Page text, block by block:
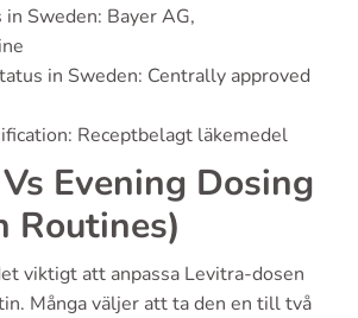
Sweden: Bayer AG,
in Sweden: Centrally approved
Receptbelagt läkemedel
Evening Dosing
Routines)
viktigt att anpassa Levitra-dosen
Många väljer att ta den en till två